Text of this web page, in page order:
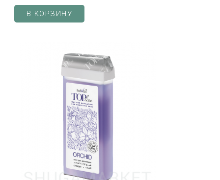
В КОРЗИНУ